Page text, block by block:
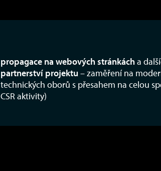
propagace na webových stránkácha
partnerství projektu – zaměření na
technických oborů s přesahem na celou
CSR aktivity)